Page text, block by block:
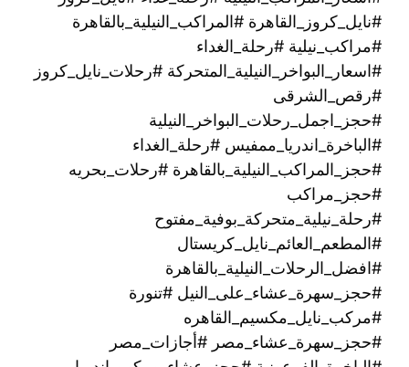
#نايل_كروز_القاهرة #المراكب_النيلية_بالقاهرة
#مراكب_نيلية #رحلة_الغداء
#اسعار_البواخر_النيلية_المتحركة #رحلات_نايل_كروز
#رقص_الشرقى
#حجز_اجمل_رحلات_البواخر_النيلية
#الباخرة_اندريا_ممفيس #رحلة_الغداء
#حجز_المراكب_النيلية_بالقاهرة #رحلات_بحريه
#حجز_مراكب
#رحلة_نيلية_متحركة_بوفية_مفتوح
#المطعم_العائم_نايل_كريستال
#افضل_الرحلات_النيلية_بالقاهرة
#حجز_سهرة_عشاء_على_النيل #تنورة
#مركب_نايل_مكسيم_القاهره
#حجز_سهرة_عشاء_مصر #أجازات_مصر